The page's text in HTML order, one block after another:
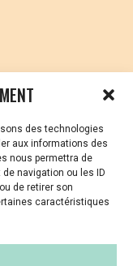
des technologies
aux informations des
nous permettra de
navigation ou les ID
de retirer son
caractéristiques
ET
de VSS ? Ou
besoin de soutien